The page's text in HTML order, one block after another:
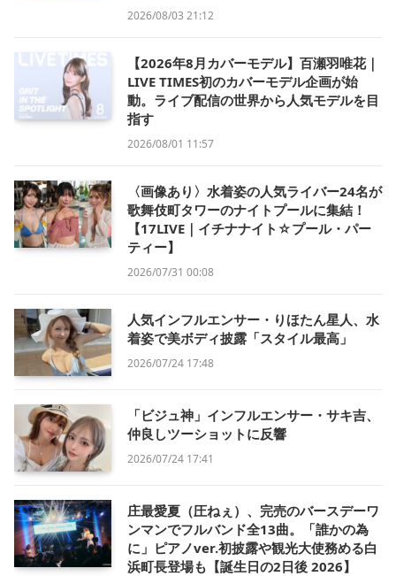
2026/08/03 21:12
【2026年8月カバーモデル】百瀬羽唯花｜
LIVE TIMES初のカバーモデル企画が始
動。ライブ配信の世界から人気モデルを目
指す
2026/08/01 11:57
〈画像あり〉水着姿の人気ライバー24名が
歌舞伎町タワーのナイトプールに集結！
【17LIVE｜イチナナイト☆プール・パー
ティー】
2026/07/31 00:08
人気インフルエンサー・りほたん星人、水
着姿で美ボディ披露「スタイル最高」
2026/07/24 17:48
「ビジュ神」インフルエンサー・サキ吉、
仲良しツーショットに反響
2026/07/24 17:41
庄最愛夏（圧ねぇ）、完売のバースデーワ
ンマンでフルバンド全13曲。「誰かの為
に」ピアノver.初披露や観光大使務める白
浜町長登場も【誕生日の2日後 2026】